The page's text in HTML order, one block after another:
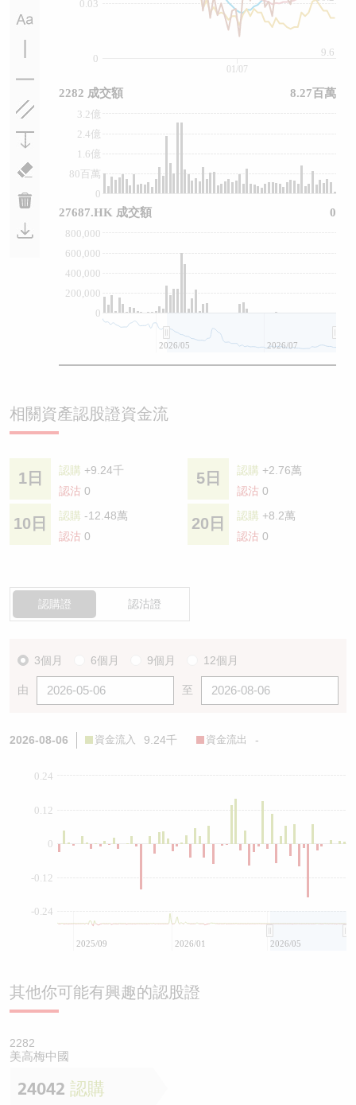
0
0.03
9.6
0
80百萬
1.6億
2.4億
3.2億
0
200,000
400,000
600,000
800,000
01/07
2026/05 2026/07
2282 成交額 8.27百萬
27687.HK 成交額 0
相關資產認股證資金流
1日 認購 +9.24千
認沽 0
5日 認購 +2.76萬
認沽 0
10日 認購 -12.48萬
認沽 0
20日 認購 +8.2萬
認沽 0
認購證 認沽證
3個月 6個月 9個月 12個月
由 至
2026-08-06 資金流入 9.24千 資金流出 -
0
-0.24
-0.12
0.12
0.24
2025/09 2026/01 2026/05
其他你可能有興趣的認股證
2282
美高梅中國
24042 認購